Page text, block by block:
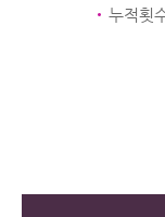
누적횟